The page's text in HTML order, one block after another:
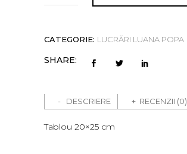
cm
quantity
CATEGORIE: LUCRĂRI LUANA POPA
SHARE:
DESCRIERE RECENZII (0)
Tablou 20×25 cm